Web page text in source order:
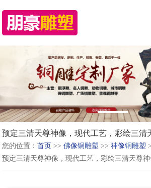
预定三清天尊神像，现代工艺，彩绘三清
您的位置：首页 >>佛像铜雕塑 >>神像铜雕塑
预定三清天尊神像，现代工艺，彩绘三清天尊